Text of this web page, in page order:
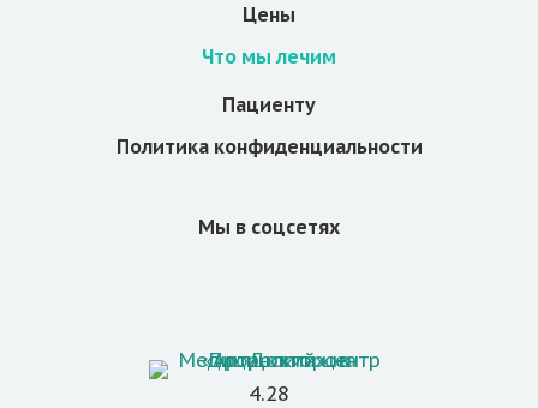
Цены
Что мы лечим
Пациенту
Политика конфиденциальности
Мы в соцсетях
4.28